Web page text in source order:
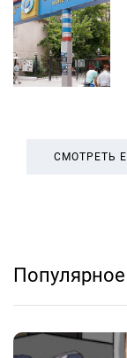
СМОТРЕТЬ
Популярное